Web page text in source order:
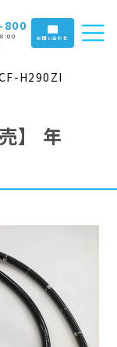
800
お問い合わせ
H290ZI
】
年